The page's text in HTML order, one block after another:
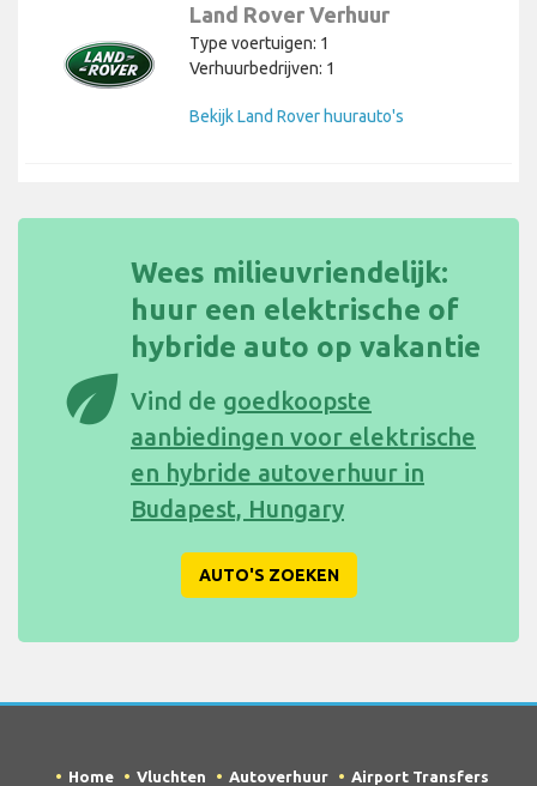
Land Rover Verhuur
Type voertuigen: 1
Verhuurbedrijven: 1
Bekijk Land Rover huurauto's
eco
Wees milieuvriendelijk:
huur een elektrische of
hybride auto op vakantie
Vind de goedkoopste
aanbiedingen voor elektrische
en hybride autoverhuur in
Budapest, Hungary
AUTO'S ZOEKEN
Home Vluchten Autoverhuur Airport Transfers